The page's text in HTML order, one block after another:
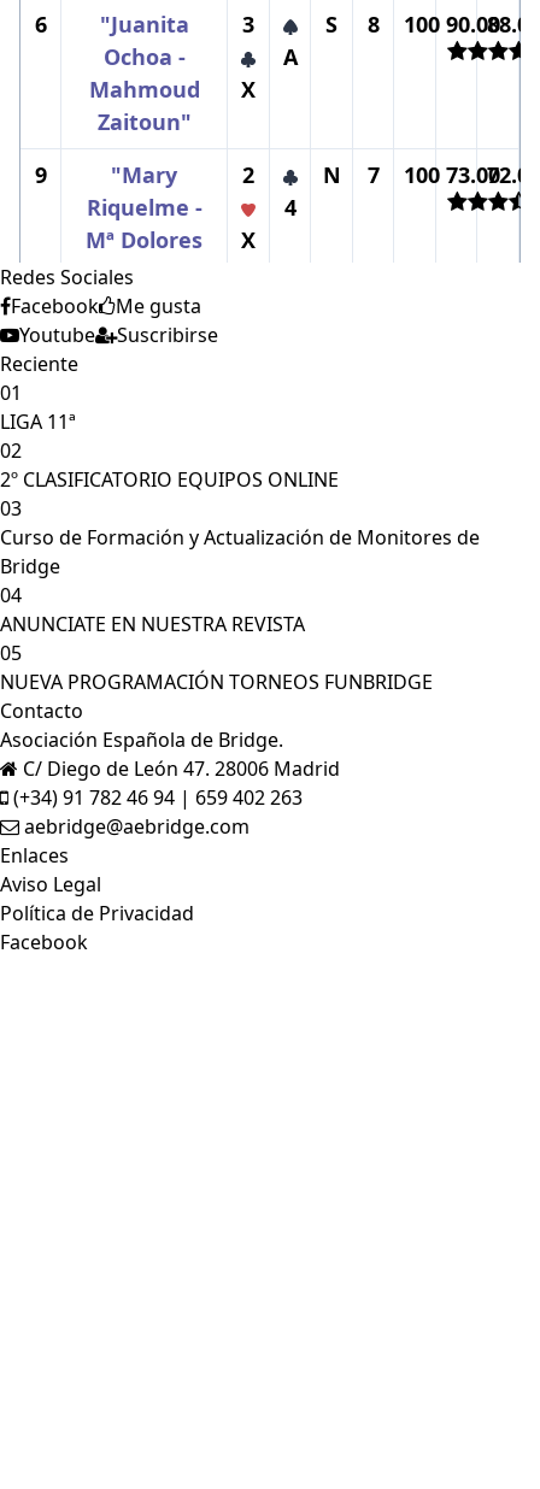
6
"Juanita
Ochoa -
Mahmoud
Zaitoun"
3
X
A
S 8 100 90.00
9
"Mary
Riquelme -
Mª Dolores
Olano"
2
X
4
N 7 100 73.00
10
"Mary
11
"Claire
Teresa
3ST
S
Benmayor -
Flotats
Moya"
8
13
"Amparo
Viudes de
Carlos -
Carmen de
2
Redes Sociales
Facebook
Me gusta
Youtube
Suscribirse
Reciente
01
LIGA 11ª
02
2º CLASIFICATORIO EQUIPOS ONLINE
03
Curso de Formación y Actualización de Monitores de
Bridge
04
ANUNCIATE EN NUESTRA REVISTA
05
NUEVA PROGRAMACIÓN TORNEOS FUNBRIDGE
Contacto
Asociación Española de Bridge.
C/ Diego de León 47. 28006 Madrid
(+34) 91 782 46 94 | 659 402 263
aebridge@aebridge.com
Enlaces
Aviso Legal
Política de Privacidad
Facebook